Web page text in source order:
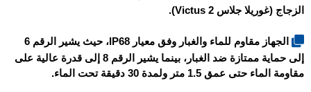
الزجاج (غوريلا جلاس Victus 2).
الجهاز مقاوم للماء والغبار وفق معيار IP68، حيث يشير الرقم 6
إلى حماية ممتازة ضد الغبار، بينما يشير الرقم 8 إلى قدرة عالية على
مقاومة الماء حتى عمق 1.5 متر ولمدة 30 دقيقة تحت الماء.